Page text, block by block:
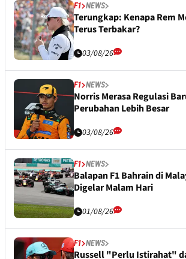
F1 NEWS
Terungkap: Kenapa Rem
Terus Terbakar?
03/08/26
F1 NEWS
Norris Merasa Regulasi
Perubahan Lebih Besar
03/08/26
F1 NEWS
Balapan F1 Bahrain di
Digelar Malam Hari
01/08/26
F1 NEWS
Russell "Perlu Istirahat"